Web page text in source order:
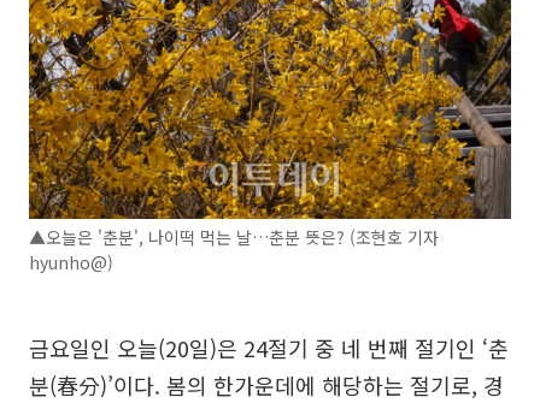
▲오늘은 '춘분', 나이떡 먹는 날…춘분 뜻은? (조현호 기자
hyunho@)
금요일인 오늘(20일)은 24절기 중 네 번째 절기인 ‘춘
분(春分)’이다. 봄의 한가운데에 해당하는 절기로, 경